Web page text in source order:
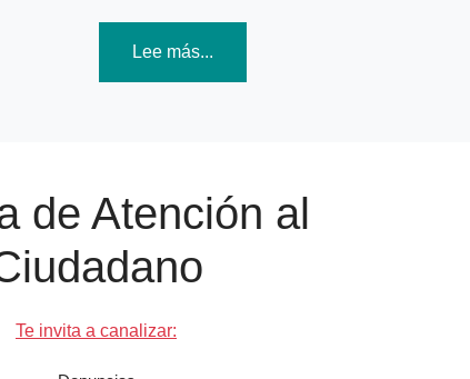
Lee más...
de Atención al
Te invita a canalizar: